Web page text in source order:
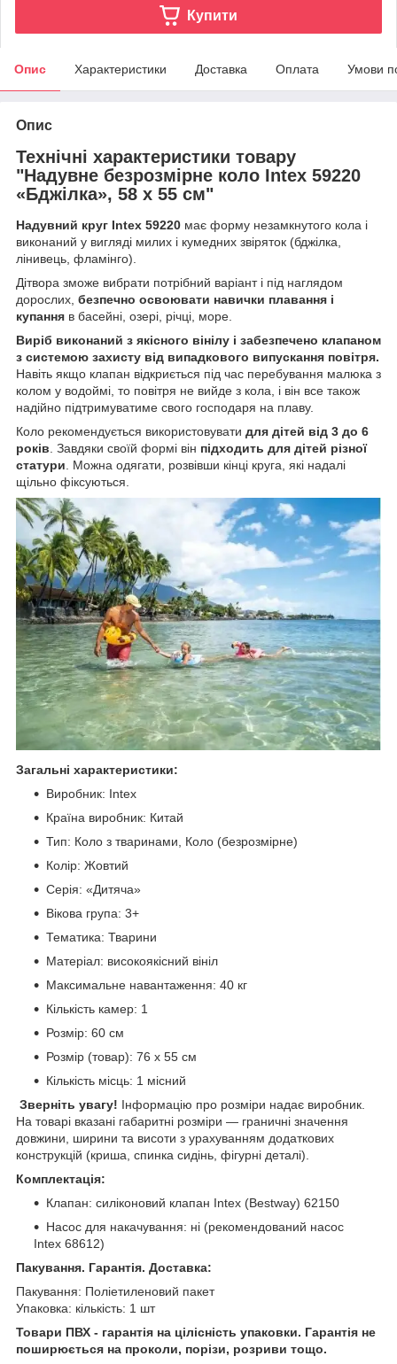
Купити
Опис Характеристики Доставка Оплата Умови
Опис
Технічні характеристики товару
"Надувне безрозмірне коло Intex 59220
«Бджілка», 58 х 55 см"
Надувний круг Intex 59220 має форму незамкнутого кола і
виконаний у вигляді милих і кумедних звіряток (бджілка,
лінивець, фламінго).
Дітвора зможе вибрати потрібний варіант і під наглядом
дорослих, безпечно освоювати навички плавання і
купання в басейні, озері, річці, море.
Виріб виконаний з якісного вінілу і забезпечено клапаном
з системою захисту від випадкового випускання повітря.
Навіть якщо клапан відкриється під час перебування малюка з
колом у водоймі, то повітря не вийде з кола, і він все також
надійно підтримуватиме свого господаря на плаву.
Коло рекомендується використовувати для дітей від 3 до 6
років. Завдяки своїй формі він підходить для дітей різної
статури. Можна одягати, розвівши кінці круга, які надалі
щільно фіксуються.
Загальні характеристики:
Виробник: Intex
Країна виробник: Китай
Тип: Коло з тваринами, Коло (безрозмірне)
Колір: Жовтий
Серія: «Дитяча»
Вікова група: 3+
Тематика: Тварини
Матеріал: високоякісний вініл
Максимальне навантаження: 40 кг
Кількість камер: 1
Розмір: 60 см
Розмір (товар): 76 х 55 см
Кількість місць: 1 місний
Зверніть увагу! Інформацію про розміри надає виробник.
На товарі вказані габаритні розміри — граничні значення
довжини, ширини та висоти з урахуванням додаткових
конструкцій (криша, спинка сидінь, фігурні деталі).
Комплектація:
Клапан: силіконовий клапан Intex (Bestway) 62150
Насос для накачування: ні (рекомендований насос
Intex 68612)
Пакування. Гарантія. Доставка:
Пакування: Поліетиленовий пакет
Упаковка: кількість: 1 шт
Товари ПВХ - гарантія на цілісність упаковки. Гарантія не
поширюється на проколи, порізи, розриви тощо.